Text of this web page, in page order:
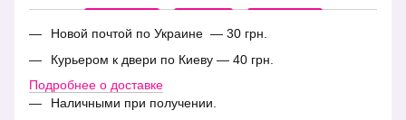
Новой почтой по Украине — 30 грн.
Курьером к двери по Киеву — 40 грн.
Подробнее о доставке
Наличными при получении.